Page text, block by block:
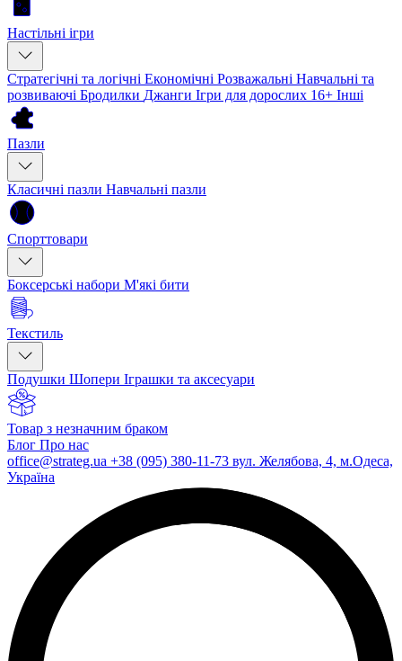
Настільні ігри
Стратегічні та логічні Економічні Розважальні Навчальні та
розвиваючі Бродилки Джанги Ігри для дорослих 16+ Інші
Пазли
Класичні пазли Навчальні пазли
Спорттовари
Боксерські набори М'які бити
Текстиль
Подушки Шопери Іграшки та аксесуари
Товар з незначним браком
Блог Про нас
office@strateg.ua +38 (095) 380-11-73 вул. Желябова, 4, м.Одеса,
Україна